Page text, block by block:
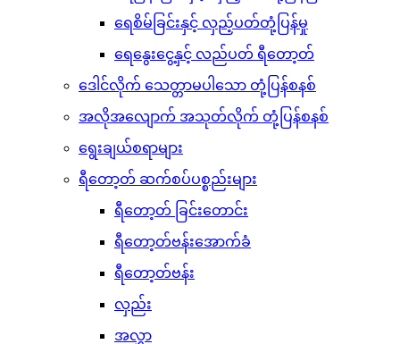
ရေစိမ်ခြင်းနှင့် လှည့်ပတ်တုံ့ပြန်မှု
ရေနွေးငွေ့နှင့် လည်ပတ် ရီတော့တ်
ဒေါင်လိုက် သေတ္တာမပါသော တုံ့ပြန်စနစ်
အလိုအလျောက် အသုတ်လိုက် တုံ့ပြန်စနစ်
ရွေးချယ်စရာများ
ရီတော့တ် ဆက်စပ်ပစ္စည်းများ
ရီတော့တ် ခြင်းတောင်း
ရီတော့တ်ဗန်းအောက်ခံ
ရီတော့တ်ဗန်း
လှည်း
အလွှာ